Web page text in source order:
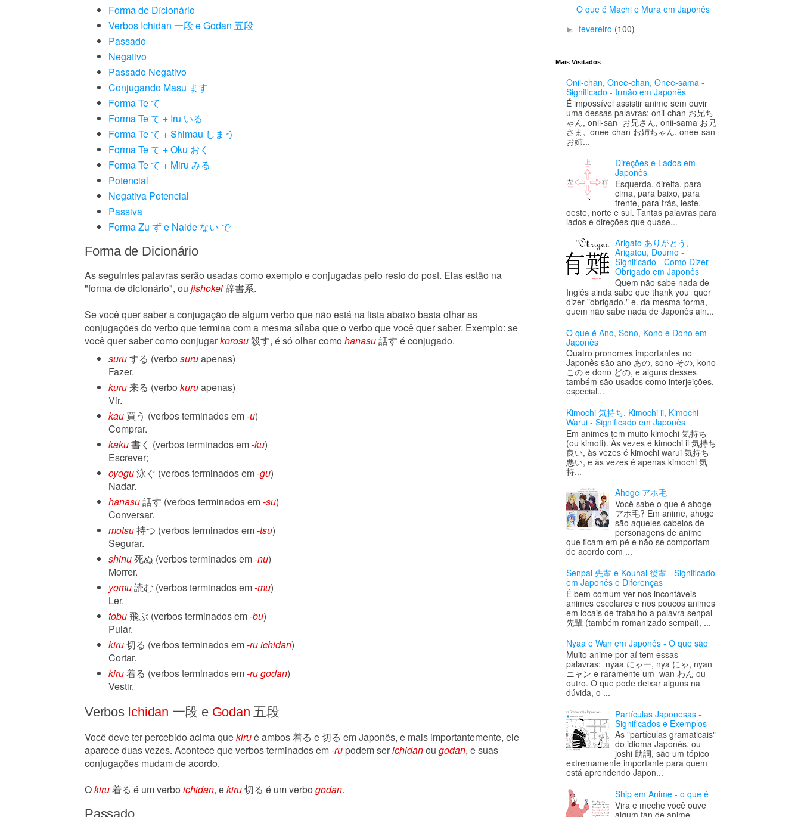
Forma de Dícionário
Verbos Ichidan 一段 e Godan 五段
Passado
Negativo
Passado Negativo
Conjugando Masu ます
Forma Te て
Forma Te て + Iru いる
Forma Te て + Shimau しまう
Forma Te て + Oku おく
Forma Te て + Miru みる
Potencial
Negativa Potencial
Passiva
Forma Zu ず e Naide ない で
Forma de Dicionário
As seguintes palavras serão usadas como exemplo e conjugadas pelo resto do post. Elas estão na
"forma de dicionário", ou jishokei辞書系.
Se você quer saber a conjugação de algum verbo que não está na lista abaixo basta olhar as
conjugações do verbo que termina com a mesma sílaba que o verbo que você quer saber. Exemplo: se
você quer saber como conjugarkorosu殺す, é só olhar como hanasu話す é conjugado.
suruする (verbo suruapenas)
Fazer.
kuru来る (verbo kuruapenas)
Vir.
kau 買う (verbos terminados em-u)
Comprar.
kaku書く (verbos terminados em-ku)
Escrever;
oyogu泳ぐ (verbos terminados em-gu)
Nadar.
hanasu話す (verbos terminados em-su)
Conversar.
motsu持つ (verbos terminados em-tsu)
Segurar.
shinu死ぬ (verbos terminados em-nu)
Morrer.
yomu読む (verbos terminados em-mu)
Ler.
tobu飛ぶ (verbos terminados em-bu)
Pular.
kiru切る (verbos terminados em-ruichidan)
Cortar.
kiru着る (verbos terminados em-rugodan)
Vestir.
Verbos Ichidan 一段 e Godan 五段
Você deve ter percebido acima quekirué ambos 着る e 切る em Japonês, e mais importantemente, ele
aparece duas vezes. Acontece que verbos terminados em-ru podem serichidanou godan, e suas
conjugações mudam de acordo.
Okiru着る é um verbo ichidan, ekiru切る é um verbo godan.
Passado
O que é Machi e Mura em Japonês
► fevereiro (100)
Mais Visitados
Onii-chan, Onee-chan, Onee-sama -
Significado - Irmão em Japonês
É impossível assistir anime sem ouvir
uma dessas palavras: onii-chan お兄ち
ゃん, onii-san お兄さん, onii-sama お兄
さま, onee-chan お姉ちゃん, onee-san
お姉...
Direções e Lados em
Japonês
Esquerda, direita, para
cima, para baixo, para
frente, para trás, leste,
oeste, norte e sul. Tantas palavras para
lados e direções que quase...
Arigato ありがとう,
Arigatou, Doumo -
Significado - Como Dizer
Obrigado em Japonês
Quem não sabe nada de
Inglês ainda sabe que thank you quer
dizer "obrigado," e. da mesma forma,
quem não sabe nada de Japonês ain...
O que é Ano, Sono, Kono e Dono em
Japonês
Quatro pronomes importantes no
Japonês são ano あの, sono その, kono
この e dono どの, e alguns desses
também são usados como interjeições,
especial...
Kimochi 気持ち, Kimochi ii, Kimochi
Warui - Significado em Japonês
Em animes tem muito kimochi 気持ち
(ou kimoti). Às vezes é kimochi ii 気持ち
良い, às vezes é kimochi warui 気持ち
悪い, e às vezes é apenas kimochi 気
持...
Ahoge アホ毛
Você sabe o que é ahoge
アホ毛? Em anime, ahoge
são aqueles cabelos de
personagens de anime
que ficam em pé e não se comportam
de acordo com ...
Senpai 先輩 e Kouhai 後輩 - Significado
em Japonês e Diferenças
É bem comum ver nos incontáveis
animes escolares e nos poucos animes
em locais de trabalho a palavra senpai
先輩 (também romanizado sempai), ...
Nyaa e Wan em Japonês - O que são
Muito anime por aí tem essas
palavras: nyaa にゃー, nya にゃ, nyan
ニャン e raramente um wan わん ou
outro. O que pode deixar alguns na
dúvida, o ...
Partículas Japonesas -
Significados e Exemplos
As "partículas gramaticais"
do idioma Japonês, ou
joshi 助詞, são um tópico
extremamente importante para quem
está aprendendo Japon...
Ship em Anime - o que é
Vira e meche você ouve
algum fan de anime